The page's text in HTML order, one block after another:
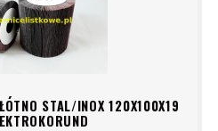
STAL/INOX 120X100X19